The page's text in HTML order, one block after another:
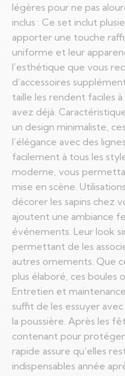
légères pour ne pas
inclus : Ce set inclut
apporter une touche
uniforme et leur
l’esthétique que vous
d’accessoires
taille les rendent faciles
avez déjà.
un design minimaliste,
l’élégance avec des
facilement à tous les
moderne, vous
mise en scène.
décorer les sapins chez
ajoutent une ambiance
événements. Leur look
permettant de les
autres ornements. Que
plus élaboré, ces boules
Entretien et
suffit de les essuyer
la poussière. Après les
contenant pour
rapide assure qu’elles
indispensables année